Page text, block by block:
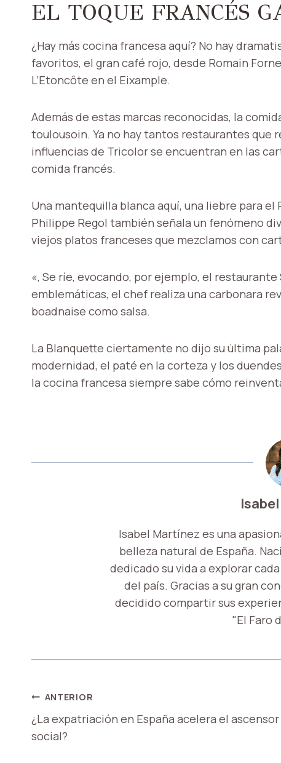
EL TOQUE FRANCÉS
¿Hay más cocina francesa aquí? No hay
favoritos, el gran café rojo, desde Romain
L’Etoncôte en el Eixample.
Además de estas marcas reconocidas, la
toulousoin. Ya no hay tantos restaurantes que
influencias de Tricolor se encuentran en las
comida francés.
Una mantequilla blanca aquí, una liebre para
Philippe Regol también señala un fenómeno
viejos platos franceses que mezclamos con
«, Se ríe, evocando, por ejemplo, el
emblemáticas, el chef realiza una carbonara
boadnaise como salsa.
La Blanquette ciertamente no dijo su última
modernidad, el paté en la corteza y los
la cocina francesa siempre sabe cómo
Isabel Martínez es una
belleza natural de España.
dedicado su vida a explorar
del país. Gracias a su gran
decidido compartir sus
"El Faro
NAVEGACIÓN
DE
ANTERIOR
¿La expatriación en España acelera el ascensor
social?